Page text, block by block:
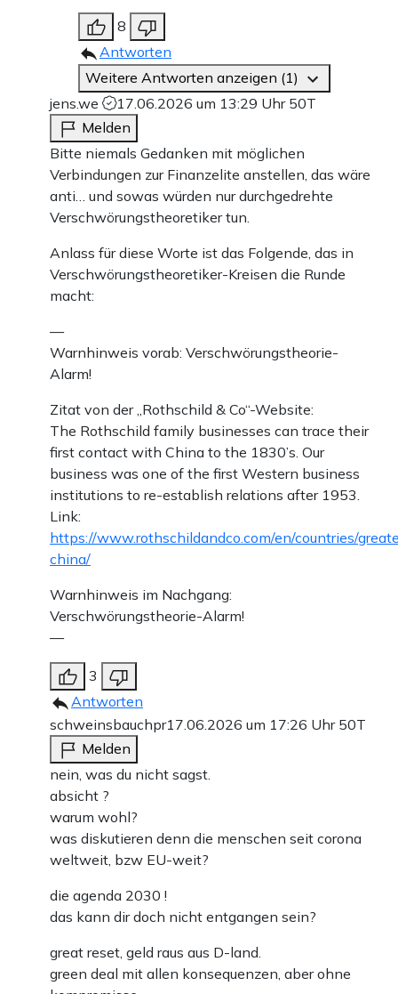
8
Antworten
Weitere Antworten anzeigen (1)
jens.we
17.06.2026 um 13:29 Uhr 50T
Melden
Bitte niemals Gedanken mit möglichen
Verbindungen zur Finanzelite anstellen, das wäre
anti… und sowas würden nur durchgedrehte
Verschwörungstheoretiker tun.
Anlass für diese Worte ist das Folgende, das in
Verschwörungstheoretiker-Kreisen die Runde
macht:
—
Warnhinweis vorab: Verschwörungstheorie-
Alarm!
Zitat von der „Rothschild & Co“-Website:
The Rothschild family businesses can trace their
first contact with China to the 1830’s. Our
business was one of the first Western business
institutions to re-establish relations after 1953.
Link:
https://www.rothschildandco.com/en/countries/
china/
Warnhinweis im Nachgang:
Verschwörungstheorie-Alarm!
—
3
Antworten
schweinsbauchpr17.06.2026 um 17:26 Uhr 50T
Melden
nein, was du nicht sagst.
absicht ?
warum wohl?
was diskutieren denn die menschen seit corona
weltweit, bzw EU-weit?
die agenda 2030 !
das kann dir doch nicht entgangen sein?
great reset, geld raus aus D-land.
green deal mit allen konsequenzen, aber ohne